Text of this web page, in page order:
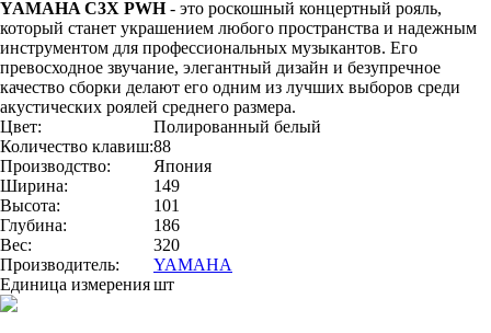
YAMAHA C3X PWH- это роскошный концертный рояль,
который станет украшением любого пространства и надежным
инструментом для профессиональных музыкантов. Его
превосходное звучание, элегантный дизайн и безупречное
качество сборки делают его одним из лучших выборов среди
акустических роялей среднего размера.
Цвет:
Полированный белый
Количество клавиш:88
Производство:
Япония
Ширина:
149
Высота:
101
Глубина:
186
Вес:
320
Производитель:
YAMAHA
Единица измеренияшт